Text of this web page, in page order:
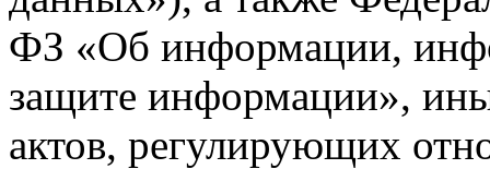
ФЗ «Об информации,
защите информации»,
актов, регулирующих